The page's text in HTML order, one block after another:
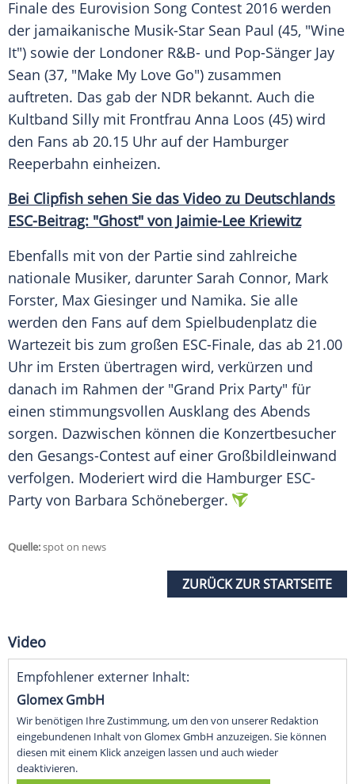
Finale des Eurovision Song Contest 2016 werden
der jamaikanische Musik-Star Sean Paul (45, "Wine
It") sowie der Londoner R&B- und Pop-Sänger Jay
Sean (37, "Make My Love Go") zusammen
auftreten. Das gab der NDR bekannt. Auch die
Kultband Silly mit Frontfrau Anna Loos (45) wird
den Fans ab 20.15 Uhr auf der Hamburger
Reeperbahn einheizen.
Bei Clipfish sehen Sie das Video zu Deutschlands
ESC-Beitrag: "Ghost" von Jaimie-Lee Kriewitz
Ebenfalls mit von der Partie sind zahlreiche
nationale Musiker, darunter Sarah Connor, Mark
Forster, Max Giesinger und Namika. Sie alle
werden den Fans auf dem Spielbudenplatz die
Wartezeit bis zum großen ESC-Finale, das ab 21.00
Uhr im Ersten übertragen wird, verkürzen und
danach im Rahmen der "Grand Prix Party" für
einen stimmungsvollen Ausklang des Abends
sorgen. Dazwischen können die Konzertbesucher
den Gesangs-Contest auf einer Großbildleinwand
verfolgen. Moderiert wird die Hamburger ESC-
Party von Barbara Schöneberger.
Quelle:spot on news
ZURÜCK ZUR STARTSEITE
Video
Empfohlener externer Inhalt:
Glomex GmbH
Wir benötigen Ihre Zustimmung, um den von unserer Redaktion
eingebundenen Inhalt von Glomex GmbH anzuzeigen. Sie können
diesen mit einem Klick anzeigen lassen und auch wieder
deaktivieren.